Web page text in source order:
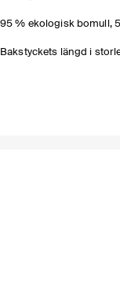
95 % ekologisk bomull,
Bakstyckets längd i